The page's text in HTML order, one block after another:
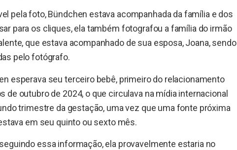
pela foto, Bündchen estava acompanhada da família e dos
para os cliques, ela também fotografou a família do irmão
que estava acompanhado de sua esposa, Joana, sendo
pelo fotógrafo.
esperava seu terceiro bebê, primeiro do relacionamento
de outubro de 2024, o que circulava na mídia internacional
trimestre da gestação, uma vez que uma fonte próxima
em seu quinto ou sexto mês.
essa informação, ela provavelmente estaria no